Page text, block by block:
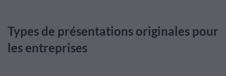
Types de présentations originales pour
les entreprises